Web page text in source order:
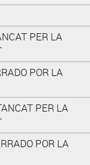
PER LA
POR LA
PER LA
POR LA